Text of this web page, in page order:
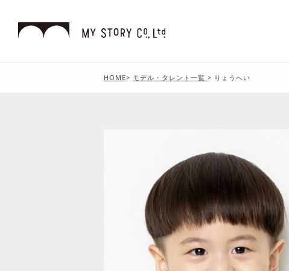
HOME> モデル・タレント一覧 > りょうへい